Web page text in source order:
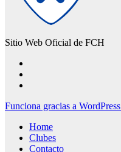
Sitio Web Oficial de FCH
Funciona gracias a WordPress
Home
Clubes
Contacto